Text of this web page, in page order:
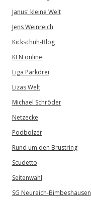
Janus' kleine Welt
Jens Weinreich
Kickschuh-Blog
KLN online
Liga Parkdrei
Lizas Welt
Michael Schröder
Netzecke
Podbolzer
Rund um den Brustring
Scudetto
Seitenwahl
SG Neureich-Bimbeshausen